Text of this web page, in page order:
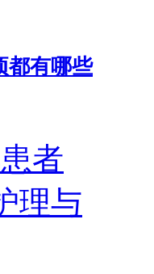
都有哪些